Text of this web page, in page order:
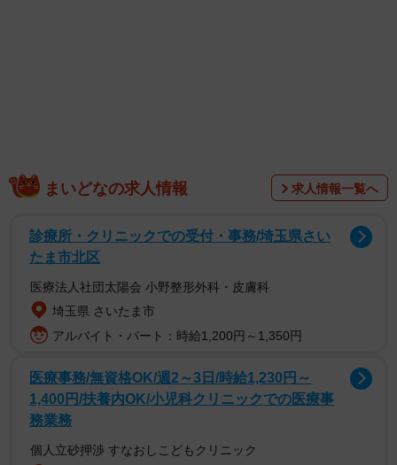
#島根県
#珍客
初めて pic.twitter.com/gbVS7Quncm
— 出雲の釣り人 "わや" (@turiaka0320)
投稿したのは、X名・出雲の釣り人 "わ
性。島根県出雲市塩津町の沖合に設置していた定置網に、
ある魚が入っていたという。銀白色に輝くソトイワシ。
「ボーンフィッシュ」とも呼ばれ、熱帯・亜熱帯に生息
し、ハワイや宮﨑などの暖かい地域にいるという。思わぬ
まいどなの求人情報 求人情報一覧へ
診療所・クリニックでの受付・事務/埼玉県さい
たま市北区
医療法人社団太陽会 小野整形外科・皮膚科
埼玉県 さいたま市
アルバイト・パート：時給1,200円～1,350円
医療事務/無資格OK/週2～3日/時給1,230円～
1,400円/扶養内OK/小児科クリニックでの医療事
務業務
個人立砂押渉 すなおしこどもクリニック